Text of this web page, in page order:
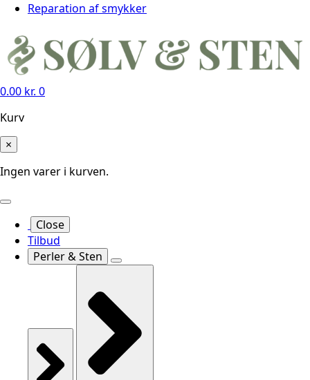
Reparation af smykker
0.00 kr. 0
Kurv
×
Ingen varer i kurven.
Close
Tilbud
Perler & Sten